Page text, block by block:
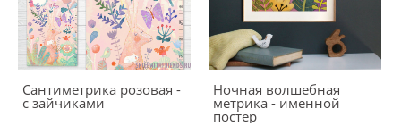
Сантиметрика розовая -
с зайчиками
Ночная волшебная
метрика - именной
постер